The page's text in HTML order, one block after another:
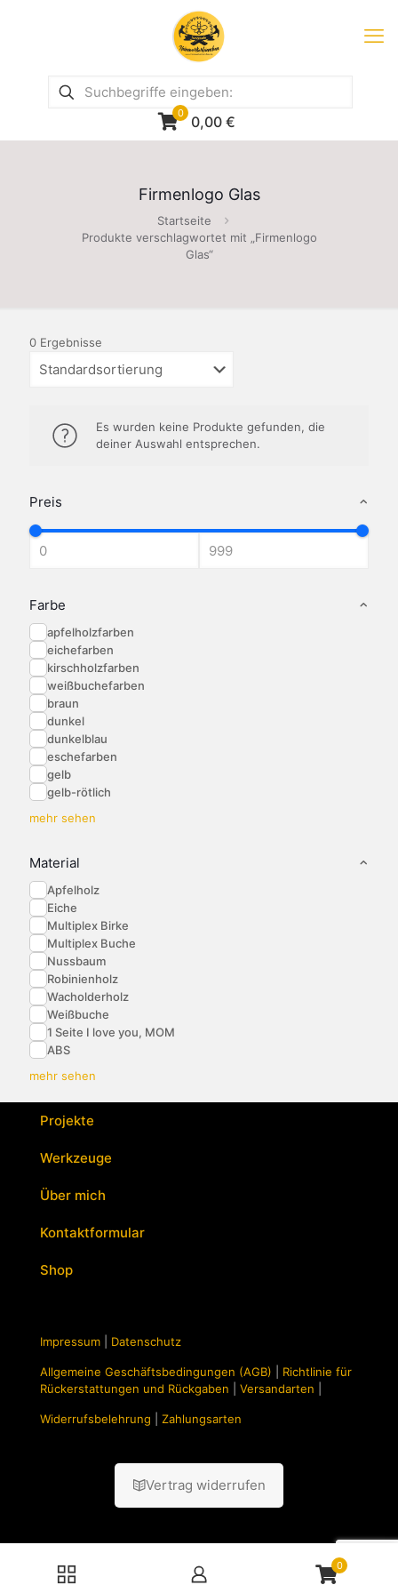
0 0,00 €
Firmenlogo Glas
Startseite
Produkte verschlagwortet mit „Firmenlogo
Glas“
Preis
Farbe
apfelholzfarben
eichefarben
kirschholzfarben
weißbuchefarben
braun
dunkel
dunkelblau
eschefarben
gelb
gelb-rötlich
mehr sehen
Material
Apfelholz
Eiche
Multiplex Birke
Multiplex Buche
Nussbaum
Robinienholz
Wacholderholz
Weißbuche
1 Seite I love you, MOM
ABS
mehr sehen
0 Ergebnisse
Es wurden keine Produkte gefunden, die
deiner Auswahl entsprechen.
Projekte
Werkzeuge
Über mich
Kontaktformular
Shop
Impressum Datenschutz
Allgemeine Geschäftsbedingungen (AGB)
Richtlinie für
Rückerstattungen und Rückgaben
Versandarten
Widerrufsbelehrung Zahlungsarten
Vertrag widerrufen
0